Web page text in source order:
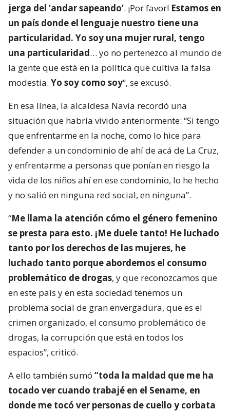
jerga del ‘andar sapeando’. ¡Por favor! Estamos en
un país donde el lenguaje nuestro tiene una
particularidad. Yo soy una mujer rural, tengo
una particularidad… yo no pertenezco al mundo de
la gente que está en la política que cultiva la falsa
modestia. Yo soy como soy“, se excusó.
En esa línea, la alcaldesa Navia recordó una
situación que habría vivido anteriormente: “Si tengo
que enfrentarme en la noche, como lo hice para
defender a un condominio de ahí de acá de La Cruz,
y enfrentarme a personas que ponían en riesgo la
vida de los niños ahí en ese condominio, lo he hecho
y no salió en ninguna red social, en ninguna”.
“Me llama la atención cómo el género femenino
se presta para esto. ¡Me duele tanto! He luchado
tanto por los derechos de las mujeres, he
luchado tanto porque abordemos el consumo
problemático de drogas, y que reconozcamos que
en este país y en esta sociedad tenemos un
problema social de gran envergadura, que es el
crimen organizado, el consumo problemático de
drogas, la corrupción que está en todos los
espacios”, criticó.
A ello también sumó “toda la maldad que me ha
tocado ver cuando trabajé en el Sename, en
donde me tocó ver personas de cuello y corbata